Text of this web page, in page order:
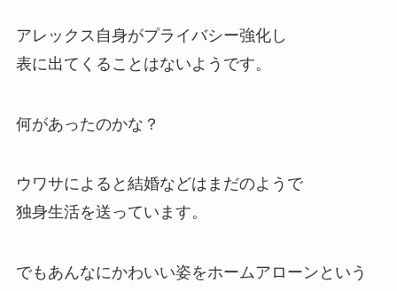
アレックス自身がプライバシー強化し
表に出てくることはないようです。
何があったのかな？
ウワサによると結婚などはまだのようで
独身生活を送っています。
でもあんなにかわいい姿をホームアローンという